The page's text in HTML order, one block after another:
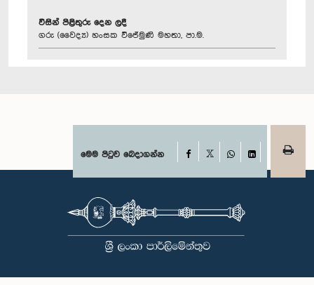
විසින් පිළිතුරු දෙන ලදී
ගරු (වෛද්‍ය) හංසක විජේමුණි මහතා, පා.ම.
මෙම පිටුව බෙදාගන්න Facebook
WhatsAppLinkedIn